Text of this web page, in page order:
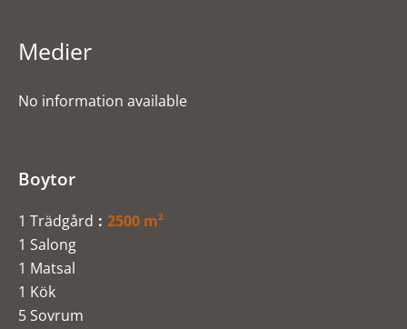
Medier
No information available
Boytor
1 Trädgård
2500 m²
1 Salong
1 Matsal
1 Kök
5 Sovrum